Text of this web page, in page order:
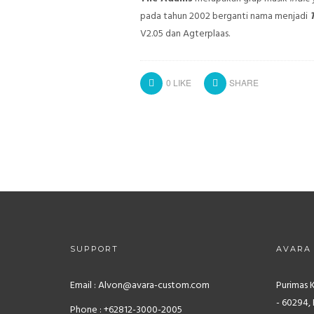
pada tahun 2002 berganti nama menjadi
V2.05 dan Agterplaas.
0 LIKE SHARE
SUPPORT
Email : Alvon@avara-custom.com
Phone : +62812-3000-2005
AVARA
Purimas
- 60294,